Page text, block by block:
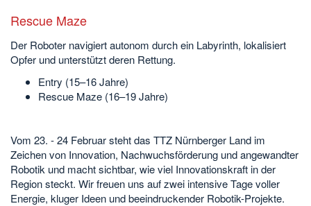
Rescue Maze
Der Roboter navigiert autonom durch ein Labyrinth, lokalisiert
Opfer und unterstützt deren Rettung.
Entry (15–16 Jahre)
Rescue Maze (16–19 Jahre)
Vom 23. - 24 Februar steht das TTZ Nürnberger Land im
Zeichen von Innovation, Nachwuchsförderung und angewandter
Robotik und macht sichtbar, wie viel Innovationskraft in der
Region steckt. Wir freuen uns auf zwei intensive Tage voller
Energie, kluger Ideen und beeindruckender Robotik-Projekte.